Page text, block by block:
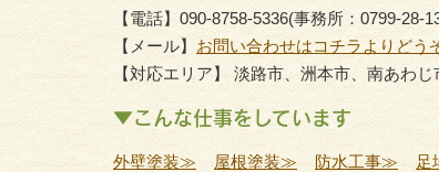
【電話】090-8758-5336(事務所：0799-28-
【メール】 お問い合わせはコチラよりど
【対応エリア】 淡路市、洲本市、南あわ
▼こんな仕事をしています
外壁塗装≫ 屋根塗装≫ 防水工事≫ 足